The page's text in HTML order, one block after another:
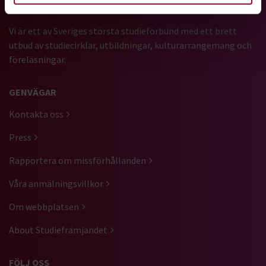
Vi är ett av Sveriges största studieförbund med ett brett
utbud av studiecirklar, utbildningar, kulturarrangemang och
föreläsningar.
GENVÄGAR
Kontakta oss
Press
Rapportera om missförhållanden
Våra anmälningsvillkor
Om webbplatsen
About Studiefrämjandet
FÖLJ OSS